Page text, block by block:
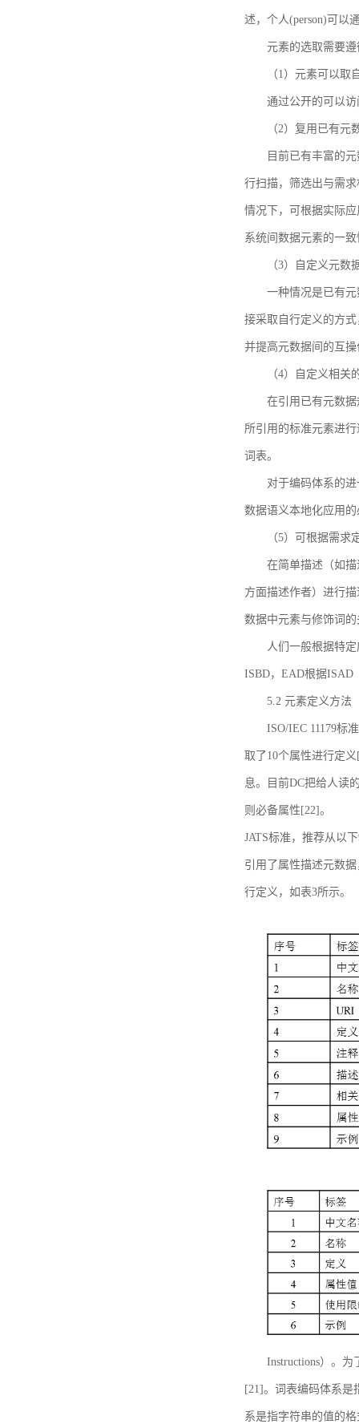
述，个人(person)可以
元素的选取需要
（1）元素可以取
通过公开的可以
（2）复用已有元
目前已有丰富的
行扫描，筛选出与需
情况下，可根据实际
系统间数据元素的一致
（3）自定义元数
一种情况是已有
接采取自行定义的方
并提高元数据间的互
（4）自定义相关
在引用已有元数
所引用的标准元素进
词表。
对于编码体系的
数据语义本地化应用
（5）可根据需求
在简单描述（如
方面描述作者）进行
数据中元素与修饰词
人们一般根据特
ISBD，EAD根据ISAD
5.2 元素定义方法
ISO/IEC 11179标
取了10个属性进行定
息。目前DC把给人读
则必备属性[22]。
JATS标准，推荐从以
引用了属性描述元数
行定义，如表3所示。
Instructions）。
[21]。词表编码体系是
系是指字符串的值的